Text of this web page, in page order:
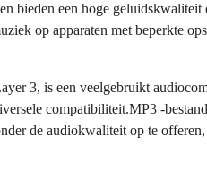
bieden een hoge geluidskwaliteit
op apparaten met beperkte
3, is een veelgebruikt
compatibiliteit.MP3 -
de audiokwaliteit op te